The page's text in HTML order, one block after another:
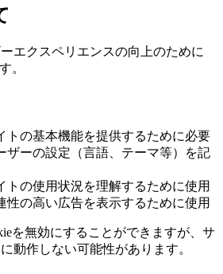
エクスペリエンスの向上のために
。
トの基本機能を提供するために必要
ザーの設定（言語、テーマ等）を記
トの使用状況を理解するために使用
性の高い広告を表示するために使用
を無効にすることができますが、サ
動作しない可能性があります。